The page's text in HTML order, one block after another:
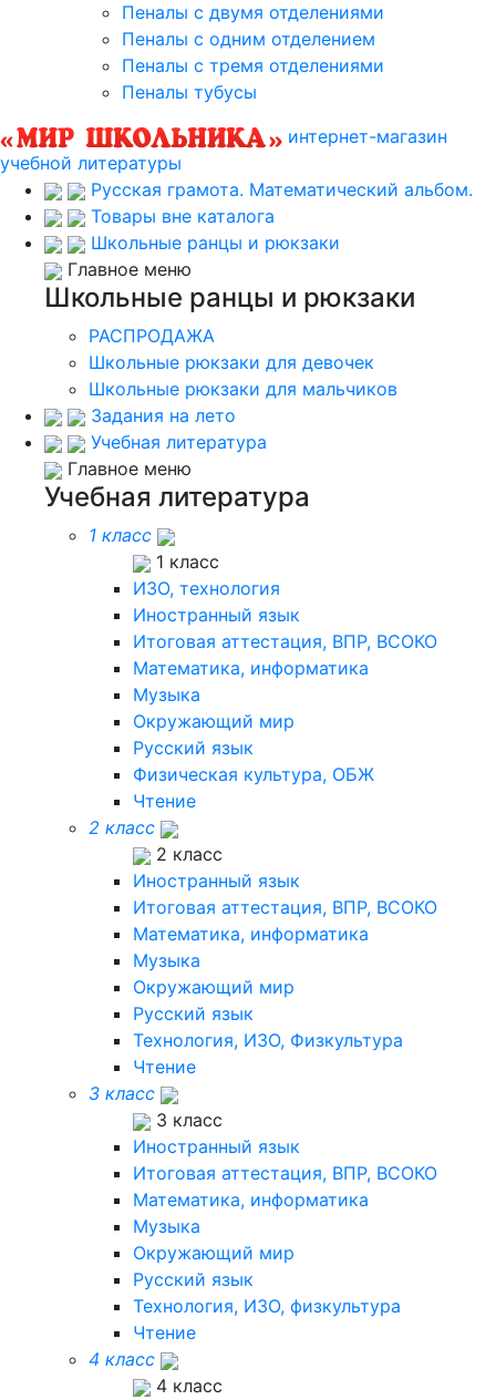
Пеналы с двумя отделениями
Пеналы с одним отделением
Пеналы с тремя отделениями
Пеналы тубусы
интернет-магазин
учебной литературы
Русская грамота. Математический альбом.
Товары вне каталога
Школьные ранцы и рюкзаки
Главное меню
Школьные ранцы и рюкзаки
РАСПРОДАЖА
Школьные рюкзаки для девочек
Школьные рюкзаки для мальчиков
Задания на лето
Учебная литература
Главное меню
Учебная литература
1 класс
1 класс
ИЗО, технология
Иностранный язык
Итоговая аттестация, ВПР, ВСОКО
Математика, информатика
Музыка
Окружающий мир
Русский язык
Физическая культура, ОБЖ
Чтение
2 класс
2 класс
Иностранный язык
Итоговая аттестация, ВПР, ВСОКО
Математика, информатика
Музыка
Окружающий мир
Русский язык
Технология, ИЗО, Физкультура
Чтение
3 класс
3 класс
Иностранный язык
Итоговая аттестация, ВПР, ВСОКО
Математика, информатика
Музыка
Окружающий мир
Русский язык
Технология, ИЗО, физкультура
Чтение
4 класс
4 класс